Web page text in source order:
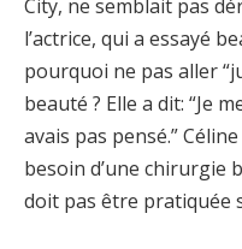
City, ne semblait pas
l’actrice, qui a essayé
pourquoi ne pas aller
beauté ? Elle a dit: “Je
avais pas pensé.”
besoin d’une chirurgie
doit pas être pratiquée